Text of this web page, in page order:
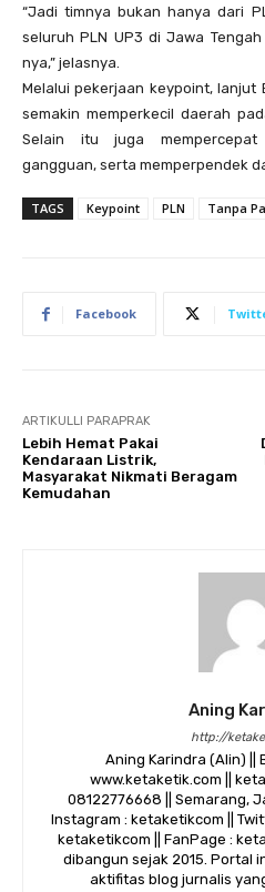
“Jadi timnya bukan hanya dari
seluruh PLN UP3 di Jawa
nya,” jelasnya.
Melalui pekerjaan keypoint, lanjut
semakin memperkecil daerah
Selain itu juga
gangguan, serta memperpendek
TAGS Keypoint PLN Tanpa
Facebook
ARTIKULLI PARAPRAK
Lebih Hemat Pakai
Kendaraan Listrik,
Masyarakat Nikmati Beragam
Kemudahan
Aning
http://
Aning Karindra (Alin) ||
www.ketaketik.com ||
08122776668 || Semarang,
Instagram : ketaketikcom ||
ketaketikcom || FanPage :
dibangun sejak 2015. Portal
aktifitas blog jurnalis